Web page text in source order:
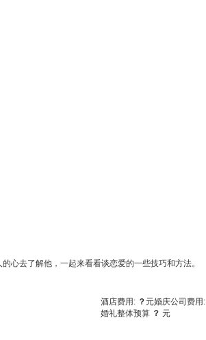
心去了解他，一起来看看谈恋爱的一些技巧和方法。
酒店费用: ？元婚庆公司费用:
婚礼整体预算 ？ 元